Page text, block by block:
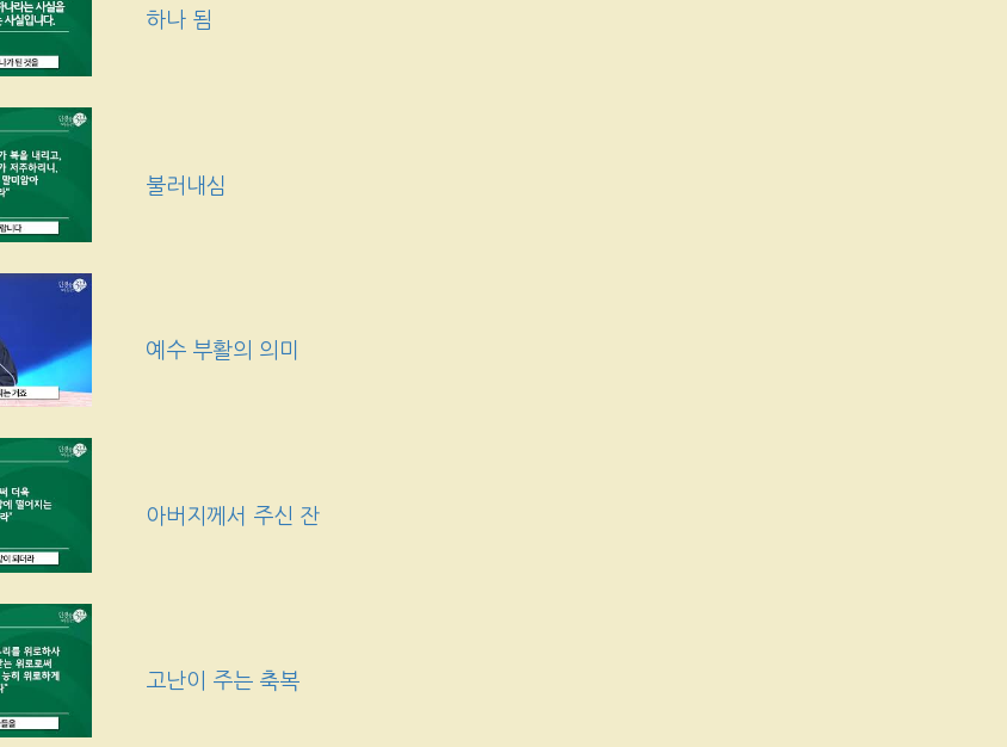
하나 됨
불러내심
예수 부활의 의미
아버지께서 주신 잔
고난이 주는 축복